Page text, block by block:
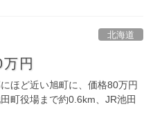
北海道
円
ほど近い旭町に、価格80万円
町役場まで約0.6km、JR池田